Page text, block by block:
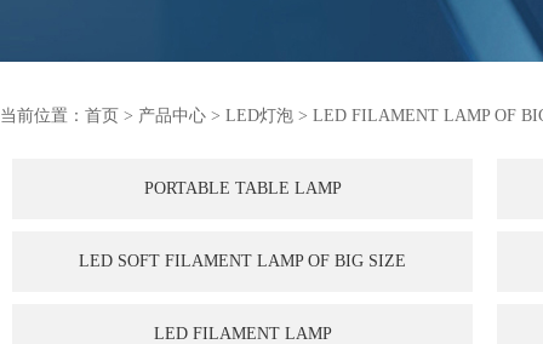
当前位置： 首页 > 产品中心 > LED灯泡 > LED FILAMENT LAMP OF
PORTABLE TABLE LAMP
LED SOFT FILAMENT LAMP OF BIG SIZE
LED FILAMENT LAMP